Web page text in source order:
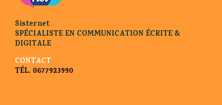
Sisternet
SPÉCIALISTE EN COMMUNICATION ÉCRITE &
DIGITALE
CONTACT
TÉL. 0677923990